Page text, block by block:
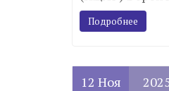
Подробнее
12 Ноя